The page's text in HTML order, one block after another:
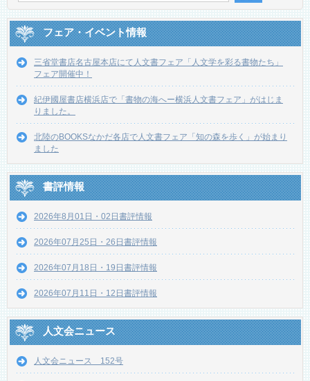
フェア・イベント情報
三省堂書店名古屋本店にて人文書フェア「人文学を彩る書物たち」
フェア開催中！
紀伊國屋書店横浜店で「書物の海へー横浜人文書フェア」がはじま
りました。
北陸のBOOKSなかだ各店で人文書フェア「知の森を歩く」が始まり
ました
書評情報
2026年8月01日・02日書評情報
2026年07月25日・26日書評情報
2026年07月18日・19日書評情報
2026年07月11日・12日書評情報
人文会ニュース
人文会ニュース 152号